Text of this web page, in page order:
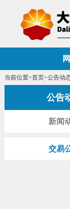
当前位置>首页>公告动
公告
新闻
交易